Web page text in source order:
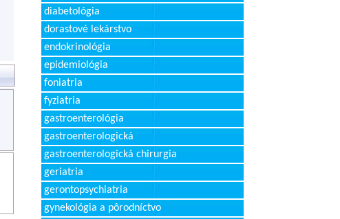
diabetológia
dorastové lekárstvo
endokrinológia
epidemiológia
foniatria
fyziatria
gastroenterológia
gastroenterologická
gastroenterologická chirurgia
geriatria
gerontopsychiatria
gynekológia a pôrodníctvo